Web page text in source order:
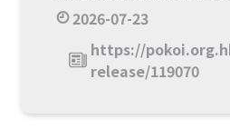
2026-07-23
https://
release/119070